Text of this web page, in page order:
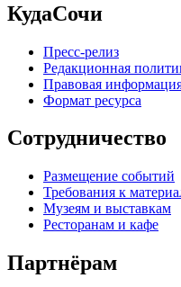
КудаСочи
Пресс-релиз
Редакционная
Правовая
Формат ресурса
Сотрудничество
Размещение событий
Требования к
Музеям и выставкам
Ресторанам и кафе
Партнёрам